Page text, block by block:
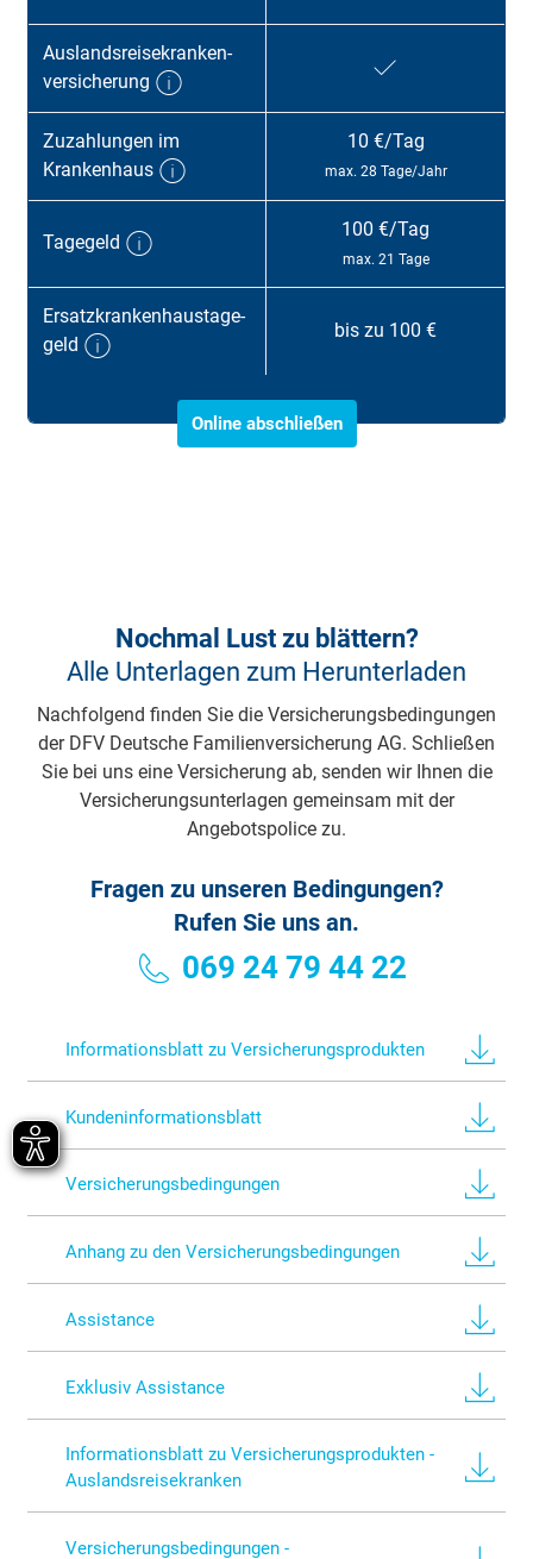
Auslands­reise­kranken­
ver­sicherung
Zu­zahl­ungen im
Kranken­haus
10 €/Tag
max. 28 Tage/Jahr
Tage­geld
100 €/Tag
max. 21 Tage
Ersatz­kranken­haus­tage­
geld
bis zu 100 €
Online abschließen
Nochmal Lust zu blättern?
Alle Unterlagen zum Herunterladen
Nachfolgend finden Sie die Versicherungsbedingungen
der DFV Deutsche Familienversicherung AG. Schließen
Sie bei uns eine Versicherung ab, senden wir Ihnen die
Versicherungsunterlagen gemeinsam mit der
Angebotspolice zu.
Fragen zu unseren Bedingungen?
Rufen Sie uns an.
069 24 79 44 22
Informationsblatt zu Versicherungsprodukten
Kundeninformationsblatt
Versicherungsbedingungen
Anhang zu den Versicherungsbedingungen
Assistance
Exklusiv Assistance
Informationsblatt zu Versicherungsprodukten -
Auslandsreisekranken
Versicherungsbedingungen -